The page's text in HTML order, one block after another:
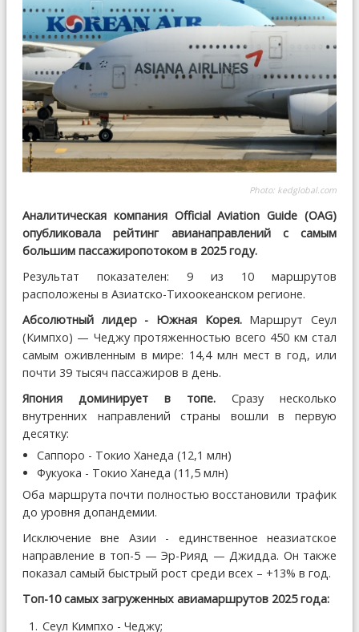
Photo: kedglobal.com
Аналитическая компания Official Aviation Guide (OAG)
опубликовала рейтинг авианаправлений с самым
большим пассажиропотоком в 2025 году.
Результат показателен: 9 из 10 маршрутов
расположены в Азиатско-Тихоокеанском регионе.
Абсолютный лидер - Южная Корея.Маршрут Сеул
(Кимпхо) — Чеджу протяженностью всего 450 км стал
самым оживленным в мире: 14,4 млн мест в год, или
почти 39 тысяч пассажиров в день.
Япония доминирует в топе. Сразу несколько
внутренних направлений страны вошли в первую
десятку:
Саппоро - Токио Ханеда (12,1 млн)
Фукуока - Токио Ханеда (11,5 млн)
Оба маршрута почти полностью восстановили трафик
до уровня допандемии.
Исключение вне Азии - единственное неазиатское
направление в топ-5 — Эр-Рияд — Джидда. Он также
показал самый быстрый рост среди всех – +13% в год.
Топ-10 самых загруженных авиамаршрутов 2025 года:
Сеул Кимпхо - Чеджу;